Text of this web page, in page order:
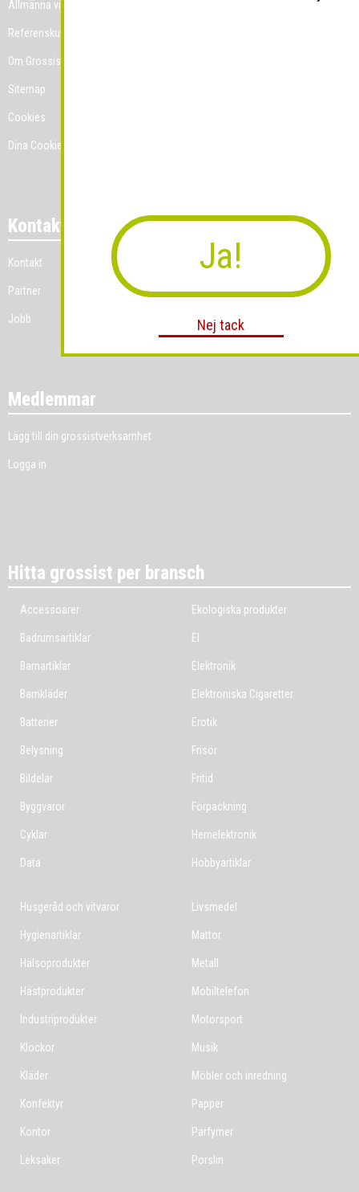
Allmänna villkor
Referenskunder
Om Grossist.se
Sitemap
Cookies
Dina Cookie-prefenser
Kontakt
Kontakt
Partner
Jobb
Medlemmar
Lägg till din grossistverksamhet
Logga in
Hitta grossist per bransch
Accessoarer
Badrumsartiklar
Barnartiklar
Barnkläder
Batterier
Belysning
Bildelar
Byggvaror
Cyklar
Data
Ekologiska produkter
El
Elektronik
Elektroniska Cigaretter
Erotik
Frisör
Fritid
Förpackning
Hemelektronik
Hobbyartiklar
Husgeråd och vitvaror
Hygienartiklar
Hälsoprodukter
Hästprodukter
Industriprodukter
Klockor
Kläder
Konfektyr
Kontor
Leksaker
Livsmedel
Mattor
Metall
Mobiltelefon
Motorsport
Musik
Möbler och inredning
Papper
Parfymer
Porslin
Ja!
Nej tack